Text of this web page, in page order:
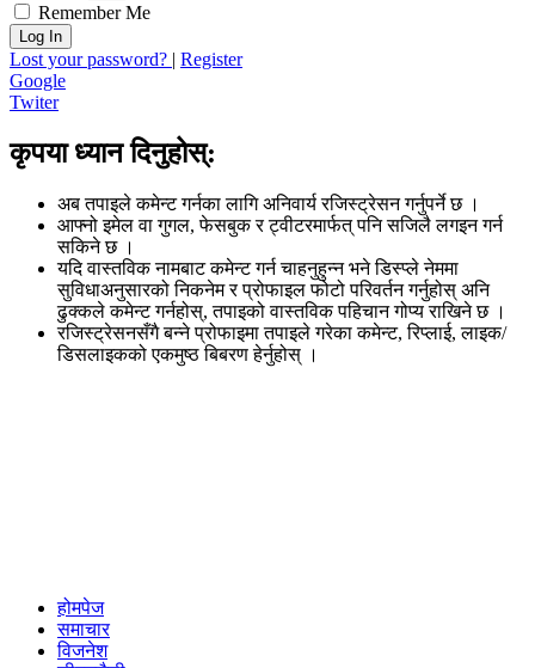
Remember Me
Log In
Lost your password? | Register
Google
Twiter
कृपया ध्यान दिनुहोस्:
अब तपाइले कमेन्ट गर्नका लागि अनिवार्य रजिस्ट्रेसन गर्नुपर्ने छ ।
आफ्नो इमेल वा गुगल, फेसबुक र ट्वीटरमार्फत् पनि सजिलै लगइन गर्न
सकिने छ ।
यदि वास्तविक नामबाट कमेन्ट गर्न चाहनुहुन्न भने डिस्प्ले नेममा
सुविधाअनुसारको निकनेम र प्रोफाइल फोटो परिवर्तन गर्नुहोस् अनि
ढुक्कले कमेन्ट गर्नहोस्, तपाइको वास्तविक पहिचान गोप्य राखिने छ ।
रजिस्ट्रेसनसँगै बन्ने प्रोफाइमा तपाइले गरेका कमेन्ट, रिप्लाई, लाइक/
डिसलाइकको एकमुष्ठ बिबरण हेर्नुहोस् ।
होमपेज
समाचार
विजनेश